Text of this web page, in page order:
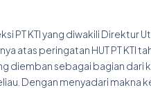
PT KTI yang diwakili Direktur
atas peringatan HUT PT KTI
diemban sebagai bagian
Dengan menyadari